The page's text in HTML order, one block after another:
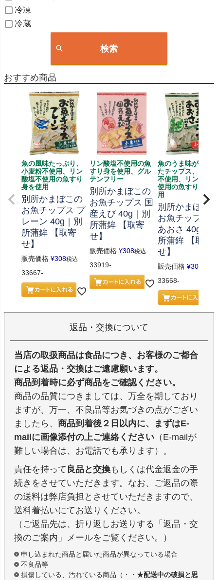
冷凍
冷蔵
検索
おすすめ商品
魚の風味たっぷり、
小麦粉不使用、リン
酸塩不使用の魚すり
身を使用
別所かまぼこの
お魚チップス プ
レーン 40g｜別
所蒲鉾 【取寄
せ】
販売価格 ¥308税込
33667-
リン酸塩不使用の魚
すり身を使用、グル
テンフリー
別所かまぼこの
お魚チップス 国
産えび 40g｜別
所蒲鉾 【取寄
せ】
販売価格 ¥308税込
33919-
魚のうま味が詰ま
たチップス、小麦
不使用、リン酸塩
使用の魚すり身を
用
別所かまぼこ
お魚チップス
あおさ 40g｜別
所蒲鉾 【取寄
せ】
販売価格 ¥308
33668-
返品・交換について
当店の取扱商品は食品につき、お客様のご都合
による返品・交換はご遠慮願います。
商品到着時に必ず商品をご確認ください。
商品の品質につきましては、万全を期しており
ますが、万一、不良品等お気づきの点がござい
ましたら、 商品到着後２日以内に、まずはE-
mailに画像添付の上ご連絡ください （E-mailが
難しい場合は、お電話でも承ります）。
責任を持って 良品と交換もしくは代金返金の手
続きをさせていただきます。なお、ご返品の際
の送料は弊店負担とさせていただきますので、
送料着払いにてお送りください。
（ご返品先は、折り返しお送りする「返品・交
換のご案内」メールをご覧ください。）
申し込まれた商品と届いた商品が異なっている場合
不良品等
損傷している、汚れている商品（・・ ★配送中の破損と思